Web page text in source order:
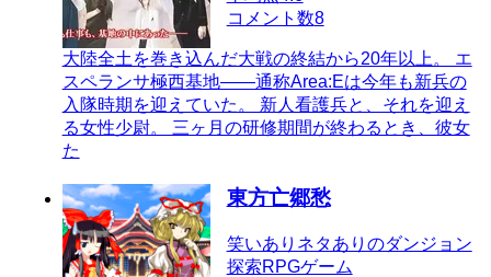
コメント数8
大陸全土を巻き込んだ大戦の終結から20年以上。 エ
スペランサ極西基地――通称Area:Eは今年も新兵の
入隊時期を迎えていた。 新人看護兵と、それを迎え
る女性少尉。 三ヶ月の研修期間が終わるとき、彼女
た
東方亡郷愁
笑いありネタありのダンジョン
探索RPGゲーム